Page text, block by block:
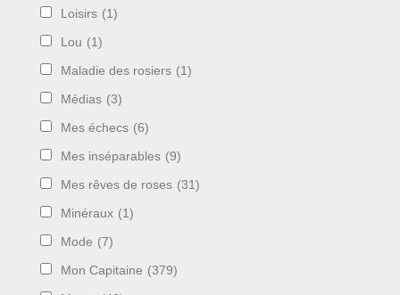
Loisirs (1)
Lou (1)
Maladie des rosiers (1)
Médias (3)
Mes échecs (6)
Mes inséparables (9)
Mes rêves de roses (31)
Minéraux (1)
Mode (7)
Mon Capitaine (379)